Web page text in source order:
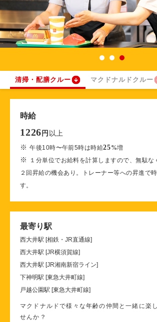
清掃・配膳クルー マクドナルドクルー
時給
1226 円 以上
※午後10時〜午前5時は時給25%増
※
１分単位でお給料を計算しますので、無駄な
２回昇給の機会あり。トレーナー等への昇進で
す。
最寄り駅
西大井駅 [相鉄・JR直通線]
西大井駅 [JR横須賀線]
西大井駅 [JR湘南新宿ライン]
下神明駅 [東急大井町線]
戸越公園駅 [東急大井町線]
マクドナルドで様々な年齢の仲間と一緒に楽
せんか？